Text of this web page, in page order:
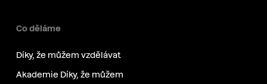
Co děláme
Díky, že můžem vzdělávat
Akademie Díky, že můžem